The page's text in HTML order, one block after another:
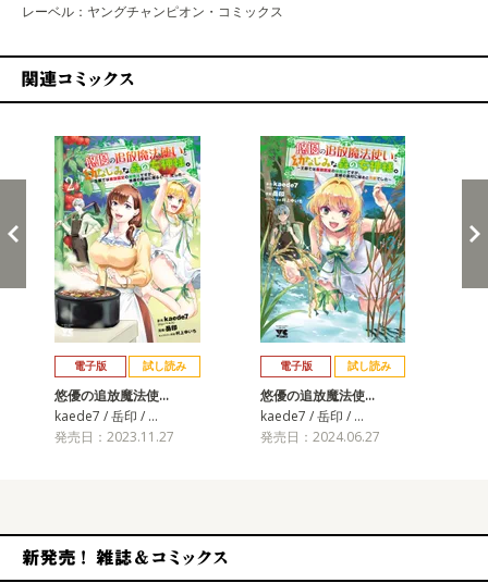
レーベル：ヤングチャンピオン・コミックス
電子版 試し読み
悠優の追放魔法使…
kaede7 / 岳印 / …
発売日：2023.11.27
電子版 試し読み
悠優の追放魔法使…
kaede7 / 岳印 / …
発売日：2024.06.27